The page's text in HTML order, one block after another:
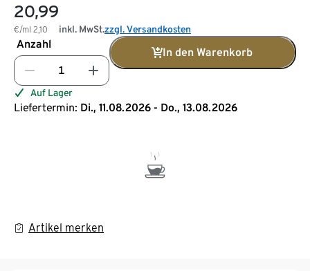
20,99
€/ml 2,10 inkl. MwSt.zzgl. Versandkosten
Anzahl
In den Warenkorb
Auf Lager
Liefertermin: Di., 11.08.2026 - Do., 13.08.2026
Artikel merken